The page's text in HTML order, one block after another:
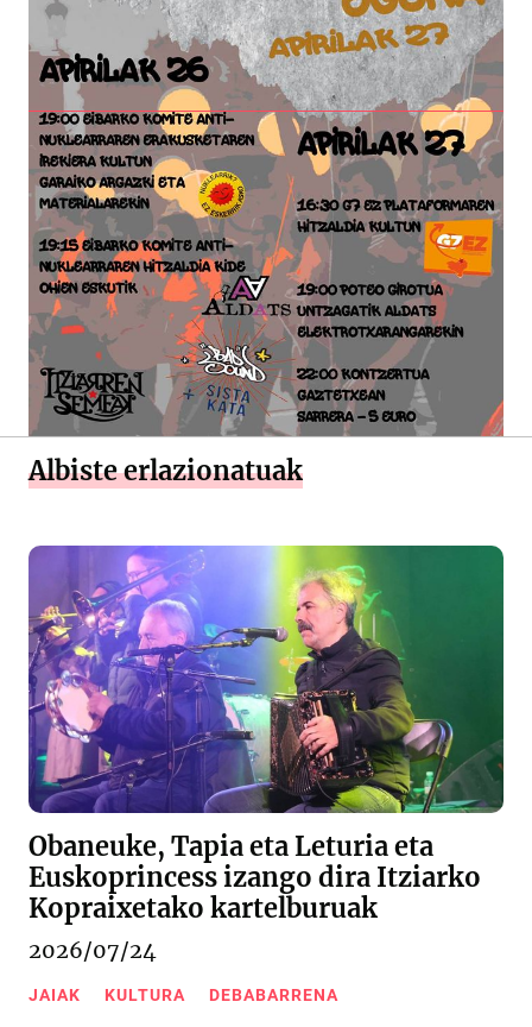
Albiste erlazionatuak
Obaneuke, Tapia eta Leturia eta
Euskoprincess izango dira Itziarko
Kopraixetako kartelburuak
2026/07/24
JAIAK KULTURA DEBABARRENA